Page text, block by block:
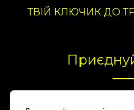
ТВІЙ КЛЮЧИК ДО